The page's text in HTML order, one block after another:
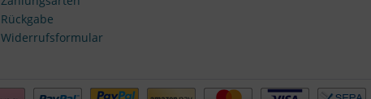
Rückgabe
Widerrufsformular